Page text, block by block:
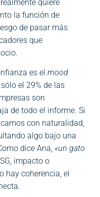
quiere
la función de
de pasar más
que
es elmood
el 29% de las
son
de todo el informe. Si
con naturalidad,
algo bajo una
dice Ana, «un gato
impacto o
hay coherencia, el